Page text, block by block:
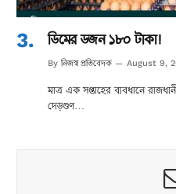
ডিমের ডজন ১৮০ টাকা!
By নিজস্ব প্রতিবেদক August 9,
মাত্র এক সপ্তাহের ব্যবধানে
দেড়গুণ…